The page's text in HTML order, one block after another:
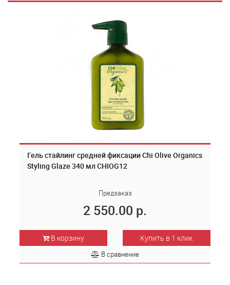
Гель стайлинг средней фиксации Chi Olive Organics
Styling Glaze 340 мл CHIOG12
Предзаказ
2 550.00 р.
В корзину Купить в 1 клик
В сравнение